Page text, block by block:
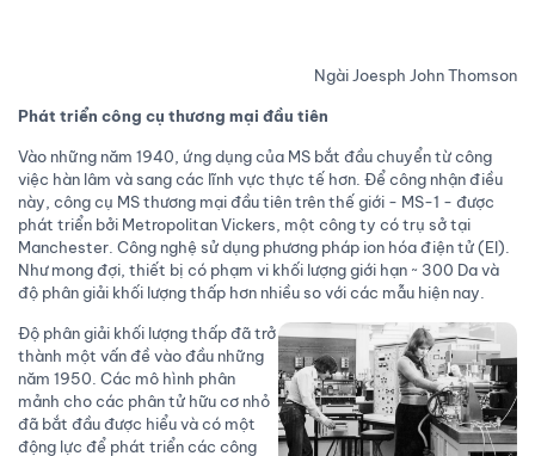
Ngài Joesph John Thomson
Phát triển công cụ thương mại đầu tiên
Vào những năm 1940, ứng dụng của MS bắt đầu chuyển từ công
việc hàn lâm và sang các lĩnh vực thực tế hơn. Để công nhận điều
này, công cụ MS thương mại đầu tiên trên thế giới - MS-1 - được
phát triển bởi Metropolitan Vickers, một công ty có trụ sở tại
Manchester. Công nghệ sử dụng phương pháp ion hóa điện tử (EI).
Như mong đợi, thiết bị có phạm vi khối lượng giới hạn ~ 300 Da và
độ phân giải khối lượng thấp hơn nhiều so với các mẫu hiện nay.
Độ phân giải khối lượng thấp đã trở
thành một vấn đề vào đầu những
năm 1950. Các mô hình phân
mảnh cho các phân tử hữu cơ nhỏ
đã bắt đầu được hiểu và có một
động lực để phát triển các công